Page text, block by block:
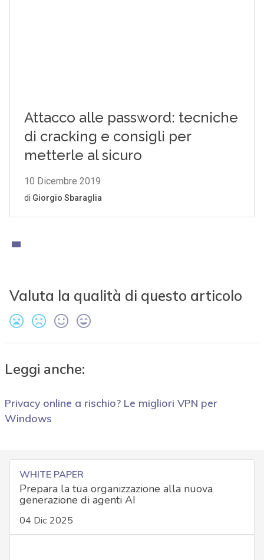
Valuta la qualità di questo articolo
Leggi anche:
Privacy online a rischio? Le migliori VPN per
Windows
WHITE PAPER
Prepara la tua organizzazione alla nuova
generazione di agenti AI
04 Dic 2025